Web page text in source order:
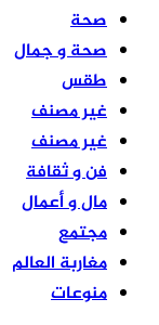
صحة
صحة و جمال
طقس
غير مصنف
غير مصنف
فن و ثقافة
مال و أعمال
مجتمع
مغاربة العالم
منوعات